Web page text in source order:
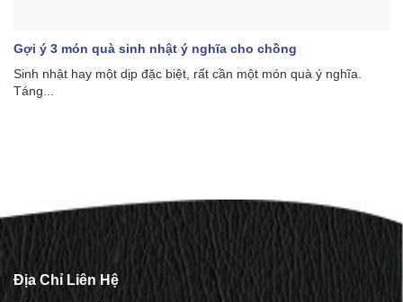
Gợi ý 3 món quà sinh nhật ý nghĩa cho chồng
Sinh nhật hay một dịp đặc biệt, rất cần một món quà ý nghĩa.
Táng...
Địa Chỉ Liên Hệ